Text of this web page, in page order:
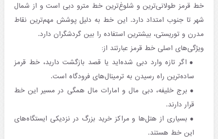
خط قرمز طولانی‌ترین و شلوغ‌ترین خط مترو دبی است و از شمال
شهر تا جنوب امتداد دارد. این خط به دلیل پوشش مهم‌ترین نقاط
مدرن و توریستی، بیشترین استفاده را بین گردشگران دارد.
ویژگی‌های اصلی خط قرمز عبارتند از:
اگر تازه وارد دبی شده‌اید یا قصد بازگشت دارید، خط قرمز
ساده‌ترین راه رسیدن به ترمینال‌های فرودگاه است.
برج خلیفه، دبی مال و امارات مال همگی در مسیر این خط
قرار دارند.
بسیاری از هتل‌ها و مراکز خرید بزرگ در نزدیکی ایستگاه‌های
این خط هستند.